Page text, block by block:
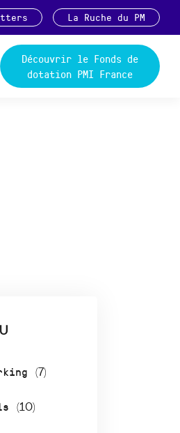
La Ruche du PM
Découvrir le Fonds de
dotation PMI France
(7)
(10)